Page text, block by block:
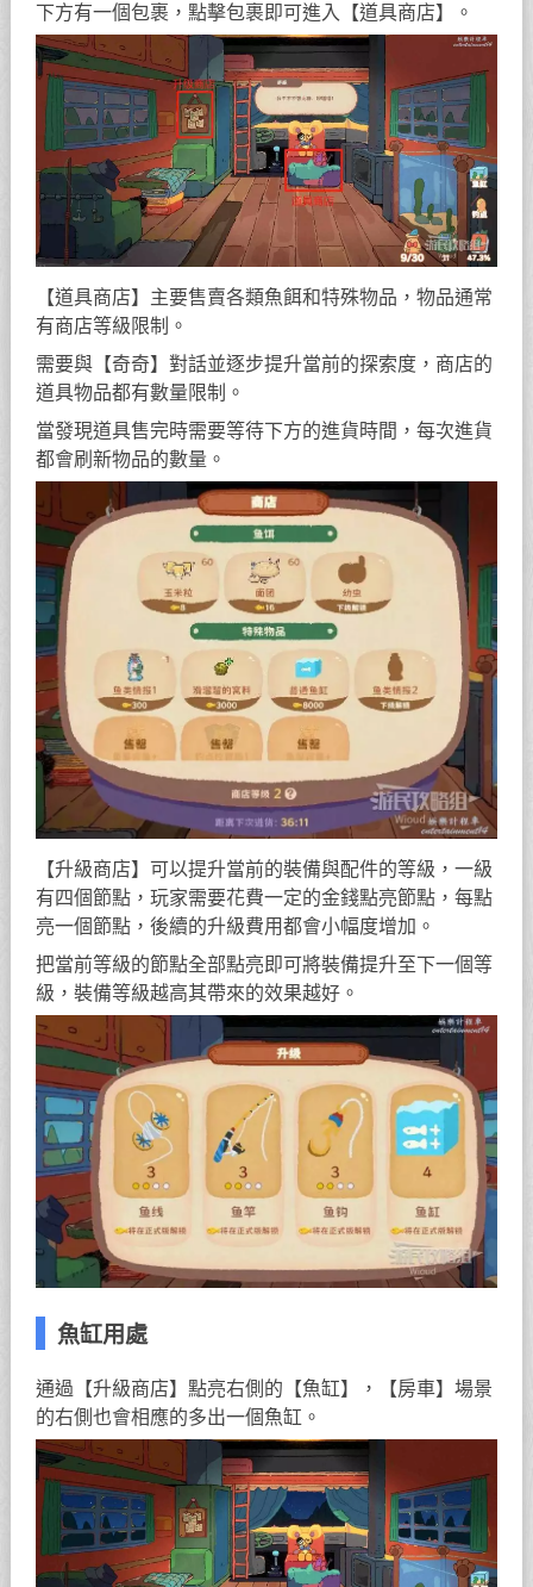
下方有一個包裹，點擊包裹即可進入【道具商店】。
【道具商店】主要售賣各類魚餌和特殊物品，物品通常
有商店等級限制。
需要與【奇奇】對話並逐步提升當前的探索度，商店的
道具物品都有數量限制。
當發現道具售完時需要等待下方的進貨時間，每次進貨
都會刷新物品的數量。
【升級商店】可以提升當前的裝備與配件的等級，一級
有四個節點，玩家需要花費一定的金錢點亮節點，每點
亮一個節點，後續的升級費用都會小幅度增加。
把當前等級的節點全部點亮即可將裝備提升至下一個等
級，裝備等級越高其帶來的效果越好。
魚缸用處
通過【升級商店】點亮右側的【魚缸】，【房車】場景
的右側也會相應的多出一個魚缸。